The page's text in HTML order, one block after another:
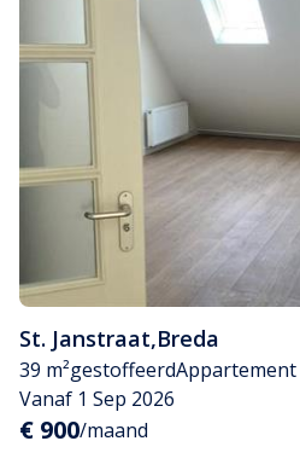
St. Janstraat,Breda
39 m²gestoffeerdAppartement
Vanaf 1 Sep 2026
€ 900/maand